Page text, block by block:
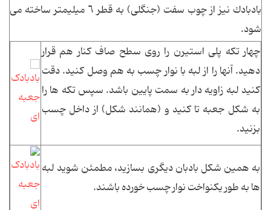
بادبادك نیز از چوب سفت (جنگلی) به قطر ٦ میلیمتر ساخته می
شود.
چهار تكه پلی استیرن را روی سطح صاف كنار هم قرار
دهید. آنها را از لبه با نوار چسب به هم وصل كنید. دقت
كنید لبه زاویه دار به سمت پایین باشد. سپس تكه ها را
به شكل جعبه تا كنید و (همانند شكل) از داخل چسب
بزنید.
به همین شكل بادبان دیگری بسازید، مطمئن شوید لبه
ها به طور یكنواخت نوار چسب خورده باشند.